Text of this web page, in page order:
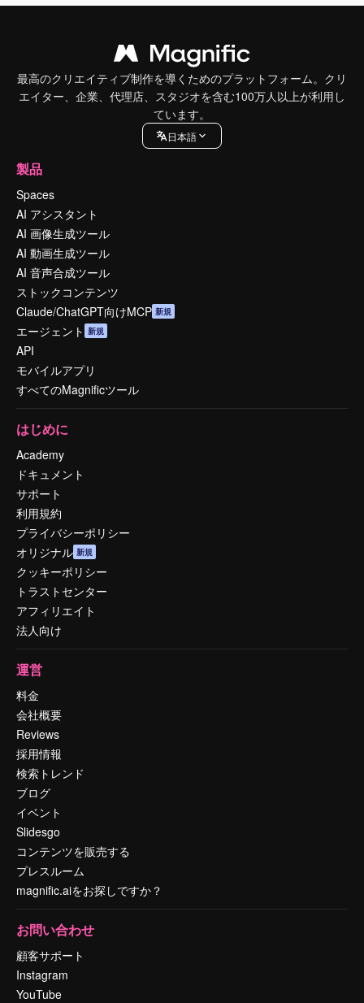
最高のクリエイティブ制作を導くためのプラットフォーム。クリ
エイター、企業、代理店、スタジオを含む100万人以上が利用し
ています。
日本語
製品
Spaces
AI アシスタント
AI 画像生成ツール
AI 動画生成ツール
AI 音声合成ツール
ストックコンテンツ
Claude/ChatGPT向けMCP 新規
エージェント 新規
API
モバイルアプリ
すべてのMagnificツール
はじめに
Academy
ドキュメント
サポート
利用規約
プライバシーポリシー
オリジナル 新規
クッキーポリシー
トラストセンター
アフィリエイト
法人向け
運営
料金
会社概要
Reviews
採用情報
検索トレンド
ブログ
イベント
Slidesgo
コンテンツを販売する
プレスルーム
magnific.aiをお探しですか？
お問い合わせ
顧客サポート
Instagram
YouTube